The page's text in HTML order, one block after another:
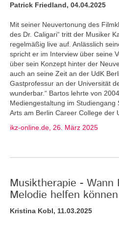
Patrick Friedland, 04.04.2025
Mit seiner Neuvertonung des
des Dr. Caligari“ tritt der Musiker
regelmäßig live auf. Anlässlich
spricht er im Interview über seine
über sein Konzept hinter der
auch an seine Zeit an der UdK
Gastprofessur an der Universität
wunderbar.“ Bartos lehrte von
Mediengestaltung im Studiengang
Arts am Berlin Career College der
ikz-online.de, 26. März 2025
Musiktherapie - Wann
Melodie helfen können
Kristina Kobl, 11.03.2025